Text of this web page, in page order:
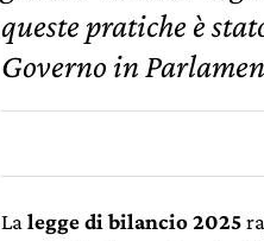
queste pratiche è
Governo in
La legge di bilancio 2025